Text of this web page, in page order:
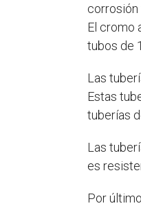
corrosión
El cromo
tubos de
Las
Estas
tuberías
Las
es
Por